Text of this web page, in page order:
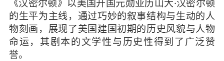
《汉密尔顿》以美国开国元勋亚历山大·汉密尔顿
的生平为主线，通过巧妙的叙事结构与生动的人
物刻画，展现了美国建国初期的历史风貌与人物
命运，其剧本的文学性与历史性得到了广泛赞
誉。